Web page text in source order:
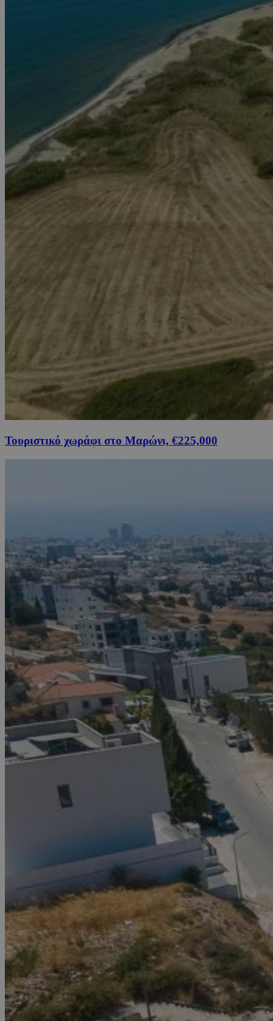
Τουριστικό χωράφι στο Μαρώνι, €225,000